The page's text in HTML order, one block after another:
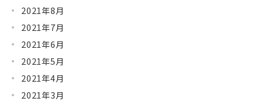
2021年8月
2021年7月
2021年6月
2021年5月
2021年4月
2021年3月